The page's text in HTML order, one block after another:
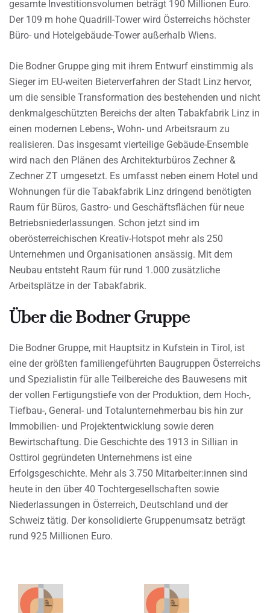
gesamte Investitionsvolumen beträgt 190 Millionen Euro.
Der 109 m hohe Quadrill-Tower wird Österreichs höchster
Büro- und Hotelgebäude-Tower außerhalb Wiens.
Die Bodner Gruppe ging mit ihrem Entwurf einstimmig als
Sieger im EU-weiten Bieterverfahren der Stadt Linz hervor,
um die sensible Transformation des bestehenden und nicht
denkmalgeschützten Bereichs der alten Tabakfabrik Linz in
einen modernen Lebens-, Wohn- und Arbeitsraum zu
realisieren. Das insgesamt vierteilige Gebäude-Ensemble
wird nach den Plänen des Architekturbüros Zechner &
Zechner ZT umgesetzt. Es umfasst neben einem Hotel und
Wohnungen für die Tabakfabrik Linz dringend benötigten
Raum für Büros, Gastro- und Geschäftsflächen für neue
Betriebsniederlassungen. Schon jetzt sind im
oberösterreichischen Kreativ-Hotspot mehr als 250
Unternehmen und Organisationen ansässig. Mit dem
Neubau entsteht Raum für rund 1.000 zusätzliche
Arbeitsplätze in der Tabakfabrik.
Über die Bodner Gruppe
Die Bodner Gruppe, mit Hauptsitz in Kufstein in Tirol, ist
eine der größten familiengeführten Baugruppen Österreichs
und Spezialistin für alle Teilbereiche des Bauwesens mit
der vollen Fertigungstiefe von der Produktion, dem Hoch-,
Tiefbau-, General- und Totalunternehmerbau bis hin zur
Immobilien- und Projektentwicklung sowie deren
Bewirtschaftung. Die Geschichte des 1913 in Sillian in
Osttirol gegründeten Unternehmens ist eine
Erfolgsgeschichte. Mehr als 3.750 Mitarbeiter:innen sind
heute in den über 40 Tochtergesellschaften sowie
Niederlassungen in Österreich, Deutschland und der
Schweiz tätig. Der konsolidierte Gruppenumsatz beträgt
rund 925 Millionen Euro.